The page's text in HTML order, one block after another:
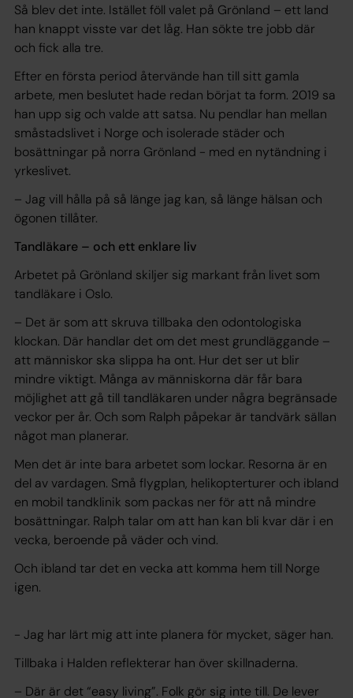
Så blev det inte. Istället föll valet på Grönland – ett land
han knappt visste var det låg. Han sökte tre jobb där
och fick alla tre.
Efter en första period återvände han till sitt gamla
arbete, men beslutet hade redan börjat ta form. 2019 sa
han upp sig och valde att satsa. Nu pendlar han mellan
småstadslivet i Norge och isolerade städer och
bosättningar på norra Grönland - med en nytändning i
yrkeslivet.
– Jag vill hålla på så länge jag kan, så länge hälsan och
ögonen tillåter.
Tandläkare – och ett enklare liv
Arbetet på Grönland skiljer sig markant från livet som
tandläkare i Oslo.
– Det är som att skruva tillbaka den odontologiska
klockan. Där handlar det om det mest grundläggande –
att människor ska slippa ha ont. Hur det ser ut blir
mindre viktigt. Många av människorna där får bara
möjlighet att gå till tandläkaren under några begränsade
veckor per år. Och som Ralph påpekar är tandvärk sällan
något man planerar.
Men det är inte bara arbetet som lockar. Resorna är en
del av vardagen. Små flygplan, helikopterturer och ibland
en mobil tandklinik som packas ner för att nå mindre
bosättningar. Ralph talar om att han kan bli kvar där i en
vecka, beroende på väder och vind.
Och ibland tar det en vecka att komma hem till Norge
igen.
- Jag har lärt mig att inte planera för mycket, säger han.
Tillbaka i Halden reflekterar han över skillnaderna.
– Där är det “easy living”. Folk gör sig inte till. De lever